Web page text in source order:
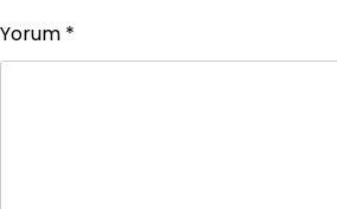
Yorum *